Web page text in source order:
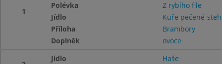
1
Polévka
Z rybího file
Jídlo
Kuře pečené-
Příloha
Brambory
Doplněk
ovoce
Jídlo
Haše